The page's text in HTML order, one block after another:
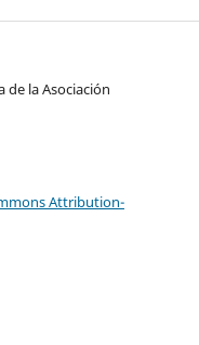
de la Asociación
Attribution-